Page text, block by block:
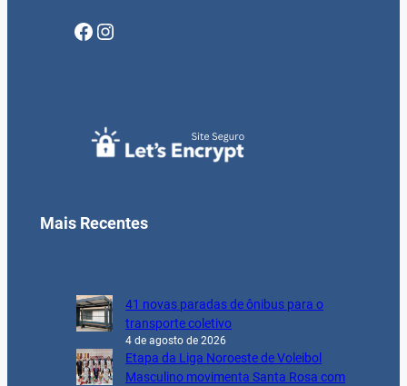
Facebook Instagram
Mais Recentes
41 novas paradas de ônibus para o
transporte coletivo
4 de agosto de 2026
Etapa da Liga Noroeste de Voleibol
Masculino movimenta Santa Rosa com